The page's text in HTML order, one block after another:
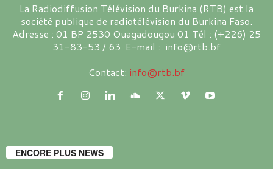
La Radiodiffusion Télévision du Burkina (RTB) est la
société publique de radiotélévision du Burkina Faso.
Adresse : 01 BP 2530 Ouagadougou 01 Tél : (+226) 25
31-83-53 / 63 E-mail : info@rtb.bf
Contact: info@rtb.bf
ENCORE PLUS NEWS